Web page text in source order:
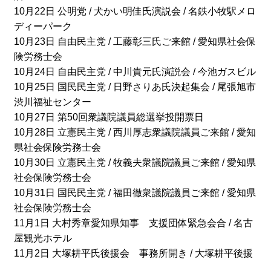
10月22日 公明党 / 犬かい明佳氏演説会 / 名鉄小牧駅メロ
ディーパーク
10月23日 自由民主党 / 工藤彰三氏ご来館 / 愛知県社会保
険労務士会
10月24日 自由民主党 / 中川貴元氏演説会 / 今池ガスビル
10月25日 国民民主党 / 日野さりあ氏決起集会 / 尾張旭市
渋川福祉センター
10月27日 第50回衆議院議員総選挙投開票日
10月28日 立憲民主党 / 西川厚志衆議院議員ご来館 / 愛知
県社会保険労務士会
10月30日 立憲民主党 / 牧義夫衆議院議員ご来館 / 愛知県
社会保険労務士会
10月31日 国民民主党 / 福田徹衆議院議員ご来館 / 愛知県
社会保険労務士会
11月1日 大村秀章愛知県知事 支援団体緊急会合 / 名古
屋観光ホテル
11月2日 大塚耕平氏後援会 事務所開き / 大塚耕平後援